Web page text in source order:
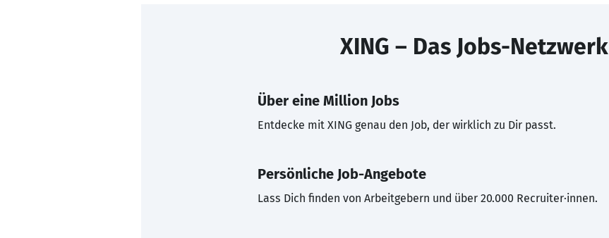
XING – Das Jobs-Netzwerk
Über eine Million Jobs
Entdecke mit XING genau den Job, der wirklich zu Dir passt.
Persönliche Job-Angebote
Lass Dich finden von Arbeitgebern und über 20.000 Recruiter·innen.